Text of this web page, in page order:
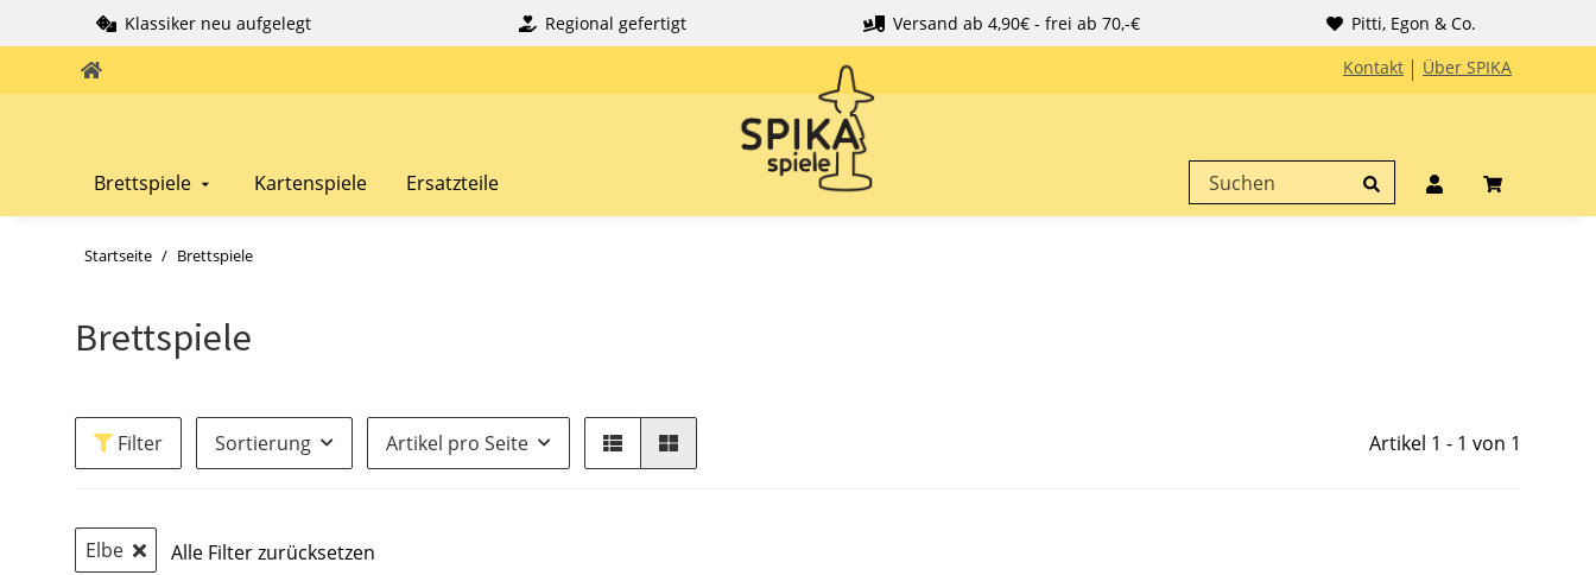
Klassiker neu aufgelegt Regional gefertigt Versand ab 4,90€ - frei ab 70,-€
Pitti, Egon & Co.
Kontakt
Über SPIKA
Brettspiele Kartenspiele Ersatzteile
Startseite Brettspiele
Brettspiele
Filter Sortierung Artikel pro Seite Artikel 1 - 1 von 1
Elbe Alle Filter zurücksetzen